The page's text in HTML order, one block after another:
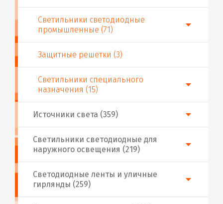
Источники света (359)
Светодиодные ленты и уличные
гирлянды (259)
Светильники светодиодные
промышленные (71)
Защитные решетки (3)
Светильники специального
назначения (15)
Светильники светодиодные для
наружного освещения (219)